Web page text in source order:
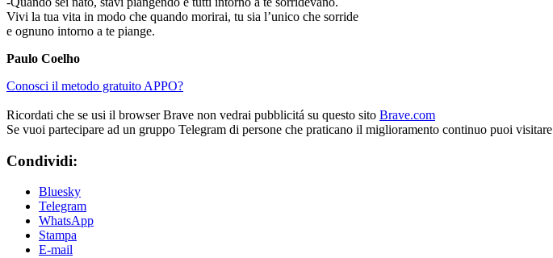
Vivi la tua vita in modo che quando morirai, tu sia l’unico che sorride
e ognuno intorno a te piange.
Paulo Coelho
Conosci il metodo gratuito APPO?
Ricordati che se usi il browser Brave non vedrai pubblicitá su questo sito Brave.com
Se vuoi partecipare ad un gruppo Telegram di persone che praticano il miglioramento continuo puoi visitare
Condividi:
Bluesky
Telegram
WhatsApp
Stampa
E-mail